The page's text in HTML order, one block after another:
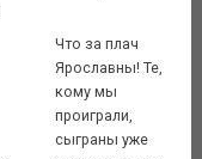
Что за плач
Ярославны! Те,
кому мы
проиграли,
сыграны уже